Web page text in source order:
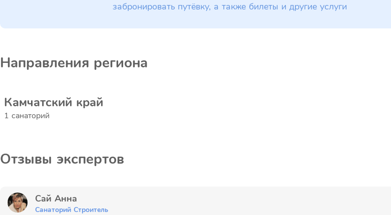
забронировать путёвку, а также билеты и другие услуги
Направления региона
Камчатский край
1 санаторий
Отзывы экспертов
Сай Анна
Санаторий Строитель